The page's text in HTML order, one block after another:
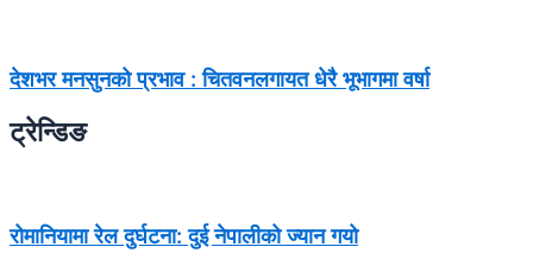
देशभर मनसुनको प्रभाव : चितवनलगायत धेरै भूभागमा वर्षा
ट्रेन्डिङ
रोमानियामा रेल दुर्घटना: दुई नेपालीको ज्यान गयो